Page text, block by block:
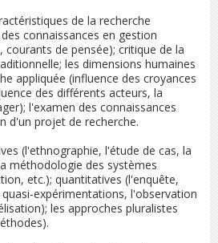
de la recherche
connaissances en gestion
courants de pensée); critique de la
les dimensions humaines
appliquée (influence des croyances
des différents acteurs, la
l'examen des connaissances
d'un projet de recherche.
(l'ethnographie, l'étude de cas, la
méthodologie des systèmes
etc.); quantitatives (l'enquête,
expérimentations, l'observation
les approches pluralistes